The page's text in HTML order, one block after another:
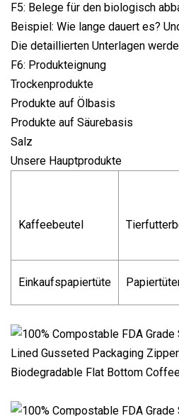
F5: Belege für den biologisch
Beispiel: Wie lange dauert es?
Die detaillierten Unterlagen
F6: Produkteignung
Trockenprodukte
Produkte auf Ölbasis
Produkte auf Säurebasis
Salz
Unsere Hauptprodukte
Kaffeebeutel
Einkaufspapiertüte